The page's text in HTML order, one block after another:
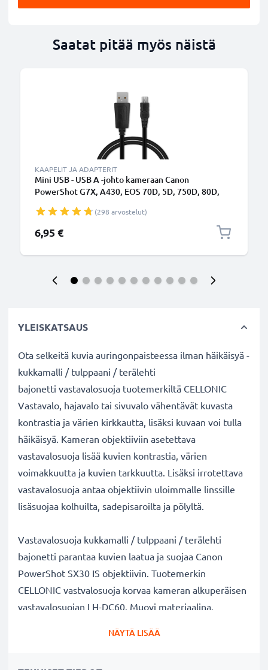
Saatat pitää myös näistä
KAAPELIT JA ADAPTERIT
Mini USB - USB A -johto kameraan Canon
PowerShot G7X, A430, EOS 70D, 5D, 750D, 80D,
nopea 1A, PVC-kamerajohto IFC-200U IFC-400PCU
IFC-500U, tuotemerkiltä CELLONIC
(298 arvostelut)
6,95 €
YLEISKATSAUS
Ota selkeitä kuvia auringonpaisteessa ilman häikäisyä -
kukkamalli / tulppaani / terälehti
bajonetti vastavalosuoja tuotemerkiltä CELLONIC
Vastavalo, hajavalo tai sivuvalo vähentävät kuvasta
kontrastia ja värien kirkkautta, lisäksi kuvaan voi tulla
häikäisyä. Kameran objektiiviin asetettava
vastavalosuoja lisää kuvien kontrastia, värien
voimakkuutta ja kuvien tarkkuutta. Lisäksi irrotettava
vastavalosuoja antaa objektiivin uloimmalle linssille
lisäsuojaa kolhuilta, sadepisaroilta ja pölyltä.
Vastavalosuoja kukkamalli / tulppaani / terälehti
bajonetti parantaa kuvien laatua ja suojaa Canon
PowerShot SX30 IS objektiivin. Tuotemerkin
CELLONIC vastvalosuoja korvaa kameran alkuperäisen
vastavalosuojan LH-DC60. Muovi materiaalina.
NÄYTÄ LISÄÄ